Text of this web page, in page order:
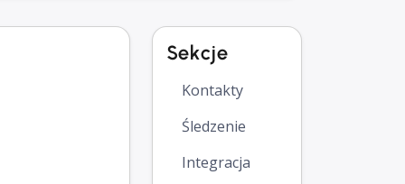
Sekcje
Kontakty
Śledzenie
Integracja